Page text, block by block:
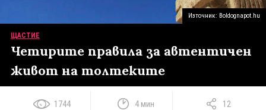
Източник: Boldognapot.hu
ЩАСТИЕ
Четирите правила за автентичен
живот на толтеките
1744 4 мин 12